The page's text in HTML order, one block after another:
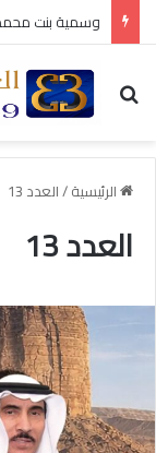
وسمية بنت محمد
بحث عن
الرئيسية/العدد 13
العدد 13